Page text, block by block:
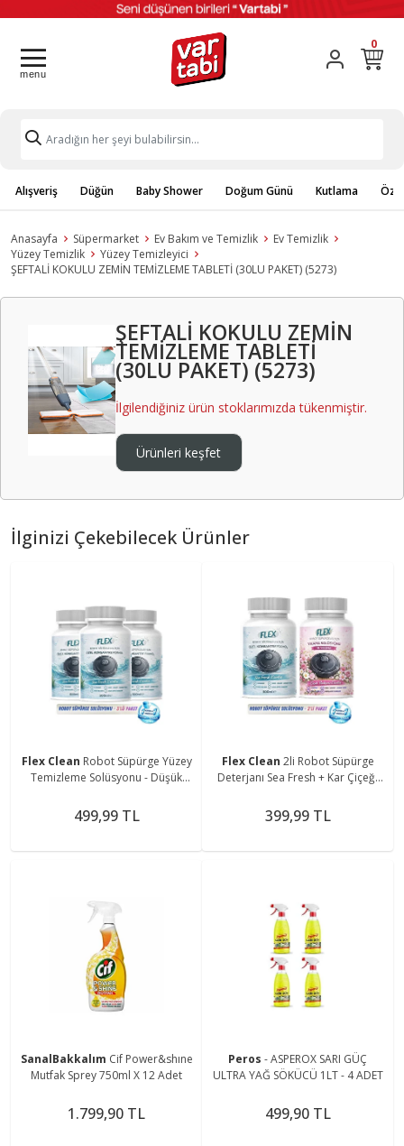
0
Alışveriş Düğün Baby Shower Doğum Günü Kutlama
Anasayfa Süpermarket Ev Bakım ve Temizlik
Ev Temizlik
Yüzey Temizlik
Yüzey Temizleyici
ŞEFTALİ KOKULU ZEMİN TEMİZLEME TABLETİ (30LU PAKET) (5273)
ŞEFTALİ KOKULU ZEMİN
TEMİZLEME TABLETİ
(30LU PAKET) (5273)
İlgilendiğiniz ürün stoklarımızda tükenmiştir.
Ürünleri keşfet
İlginizi Çekebilecek Ürünler
Flex Clean Robot Süpürge Yüzey
Temizleme Solüsyonu - Düşük
3x500 mL
499,99 TL
Flex Clean 2li Robot Süpürge
Deterjanı Sea Fresh + Kar Çiçeği
399,99 TL
SanalBakkalım Cif Power&shıne
Mutfak Sprey 750ml X 12 Adet
1.799,90 TL
Peros - ASPEROX SARI GÜÇ
ULTRA YAĞ SÖKÜCÜ 1LT - 4 ADET
499,90 TL